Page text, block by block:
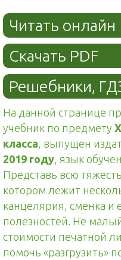
Читать онлайн
Скачать PDF
Решебники,
На данной странице
учебник по предмету
класса, выпущен
2019 году, язык
Представь всю
котором лежит
канцелярия, сменка и
полезностей. Не
стоимости печатной
помочь «разгрузить»